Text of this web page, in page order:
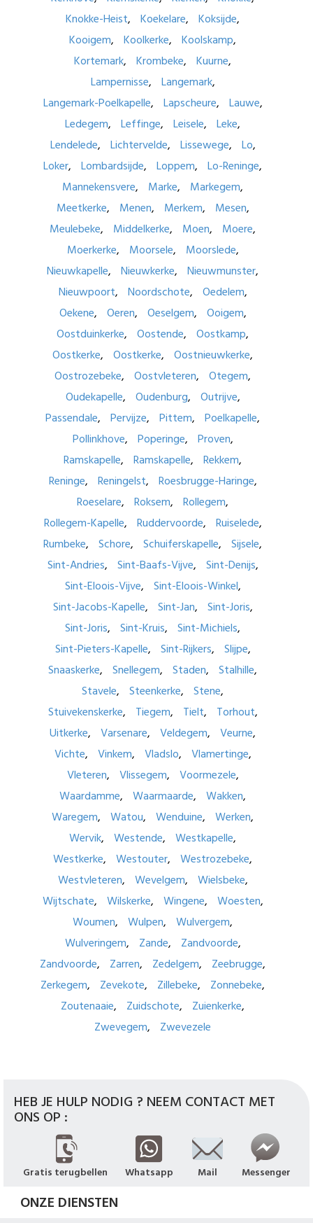
Knokke-Heist
Koekelare
Koksijde
Kooigem
Koolkerke
Koolskamp
Kortemark
Krombeke
Kuurne
Lampernisse
Langemark
Langemark-Poelkapelle
Lapscheure
Lauwe
Ledegem
Leffinge Leisele
Leke
Lendelede
Lichtervelde Lissewege
Lo
Loker
Lombardsijde Loppem
Lo-Reninge
Mannekensvere
Marke
Markegem
Meetkerke
Menen Merkem
Mesen
Meulebeke
Middelkerke Moen
Moere
Moerkerke
Moorsele
Moorslede
Nieuwkapelle
Nieuwkerke
Nieuwmunster
Nieuwpoort
Noordschote
Oedelem
Oekene
Oeren Oeselgem
Ooigem
Oostduinkerke
Oostende
Oostkamp
Oostkerke
Oostkerke
Oostnieuwkerke
Oostrozebeke
Oostvleteren
Otegem
Oudekapelle
Oudenburg
Outrijve
Passendale
Pervijze Pittem
Poelkapelle
Pollinkhove
Poperinge
Proven
Ramskapelle
Ramskapelle
Rekkem
Reninge
Reningelst
Roesbrugge-Haringe
Roeselare
Roksem
Rollegem
Rollegem-Kapelle
Ruddervoorde
Ruiselede
Rumbeke
Schore Schuiferskapelle
Sijsele
Sint-Andries
Sint-Baafs-Vijve
Sint-Denijs
Sint-Eloois-Vijve
Sint-Eloois-Winkel
Sint-Jacobs-Kapelle
Sint-Jan
Sint-Joris
Sint-Joris
Sint-Kruis
Sint-Michiels
Sint-Pieters-Kapelle
Sint-Rijkers
Slijpe
Snaaskerke
Snellegem Staden
Stalhille
Stavele
Steenkerke
Stene
Stuivekenskerke
Tiegem Tielt
Torhout
Uitkerke
Varsenare Veldegem
Veurne
Vichte
Vinkem Vladslo
Vlamertinge
Vleteren
Vlissegem
Voormezele
Waardamme
Waarmaarde
Wakken
Waregem
Watou Wenduine
Werken
Wervik
Westende
Westkapelle
Westkerke
Westouter
Westrozebeke
Westvleteren
Wevelgem
Wielsbeke
Wijtschate
Wilskerke Wingene
Woesten
Woumen
Wulpen
Wulvergem
Wulveringem
Zande
Zandvoorde
Zandvoorde
Zarren Zedelgem
Zeebrugge
Zerkegem
Zevekote Zillebeke
Zonnebeke
Zoutenaaie
Zuidschote
Zuienkerke
Zwevegem
Zwevezele
HEB JE HULP NODIG ? NEEM CONTACT MET
ONS OP :
Gratis terugbellen Whatsapp Mail Messenger
ONZE DIENSTEN